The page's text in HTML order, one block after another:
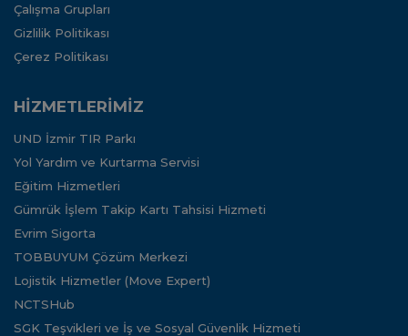
Çalışma Grupları
Gizlilik Politikası
Çerez Politikası
HİZMETLERİMİZ
UND İzmir TIR Parkı
Yol Yardım ve Kurtarma Servisi
Eğitim Hizmetleri
Gümrük İşlem Takip Kartı Tahsisi Hizmeti
Evrim Sigorta
TOBBUYUM Çözüm Merkezi
Lojistik Hizmetler (Move Expert)
NCTSHub
SGK Teşvikleri ve İş ve Sosyal Güvenlik Hizmeti